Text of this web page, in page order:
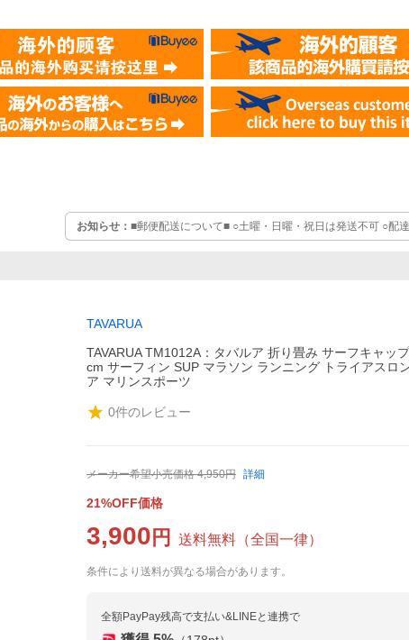
お知らせ： ■郵便配送について■ ○土曜・日曜・祝日は発送不可 ○配
曜・日曜・祝日の配達はありません お届けにお時間がかかります
TAVARUA
TAVARUA TM1012A：タバルア 折り畳み サーフキャッ
cm サーフィン SUP マラソン ランニング トライアスロ
ア マリンスポーツ
0件のレビュー
メーカー希望小売価格 4,950円 詳細
21%OFF価格
3,900 円 送料無料 （全国一律）
条件により送料が異なる場合があります。
全額PayPay残高で支払い&LINEと連携で